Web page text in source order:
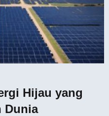
Hijau yang
Dunia